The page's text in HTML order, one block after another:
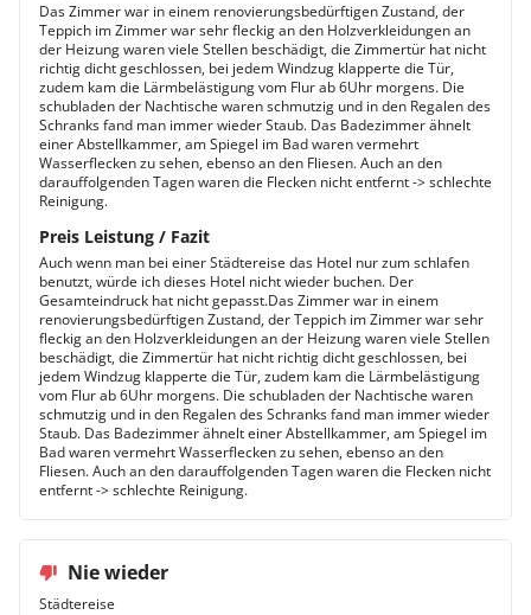
Das Zimmer war in einem renovierungsbedürftigen Zustand, der
Teppich im Zimmer war sehr fleckig an den Holzverkleidungen an
der Heizung waren viele Stellen beschädigt, die Zimmertür hat nicht
richtig dicht geschlossen, bei jedem Windzug klapperte die Tür,
zudem kam die Lärmbelästigung vom Flur ab 6Uhr morgens. Die
schubladen der Nachtische waren schmutzig und in den Regalen des
Schranks fand man immer wieder Staub. Das Badezimmer ähnelt
einer Abstellkammer, am Spiegel im Bad waren vermehrt
Wasserflecken zu sehen, ebenso an den Fliesen. Auch an den
darauffolgenden Tagen waren die Flecken nicht entfernt -> schlechte
Reinigung.
Preis Leistung / Fazit
Auch wenn man bei einer Städtereise das Hotel nur zum schlafen
benutzt, würde ich dieses Hotel nicht wieder buchen. Der
Gesamteindruck hat nicht gepasst.Das Zimmer war in einem
renovierungsbedürftigen Zustand, der Teppich im Zimmer war sehr
fleckig an den Holzverkleidungen an der Heizung waren viele Stellen
beschädigt, die Zimmertür hat nicht richtig dicht geschlossen, bei
jedem Windzug klapperte die Tür, zudem kam die Lärmbelästigung
vom Flur ab 6Uhr morgens. Die schubladen der Nachtische waren
schmutzig und in den Regalen des Schranks fand man immer wieder
Staub. Das Badezimmer ähnelt einer Abstellkammer, am Spiegel im
Bad waren vermehrt Wasserflecken zu sehen, ebenso an den
Fliesen. Auch an den darauffolgenden Tagen waren die Flecken nicht
entfernt -> schlechte Reinigung.
Nie wieder
Städtereise